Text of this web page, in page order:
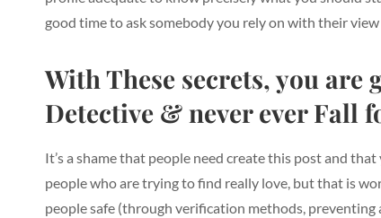
good time to ask somebody you rely on with their
With These secrets, you are
Detective & never ever Fall
It’s a shame that people need create this post and
people who are trying to find really love, but that is
people safe (through verification methods, preventing